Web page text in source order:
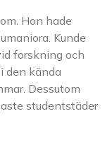
Hon hade
Kunde
forskning och
den kända
Dessutom
studentstäder